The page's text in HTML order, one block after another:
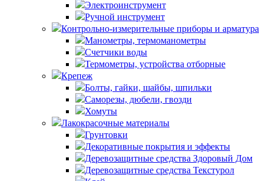
Электроинструмент
Ручной инструмент
Контрольно-измерительные приборы и арматура
Манометры, термоманометры
Счетчики воды
Термометры, устройства отборные
Крепеж
Болты, гайки, шайбы, шпильки
Саморезы, дюбели, гвозди
Хомуты
Лакокрасочные материалы
Грунтовки
Декоративные покрытия и эффекты
Деревозащитные средства Здоровый Дом
Деревозащитные средства Текстурол